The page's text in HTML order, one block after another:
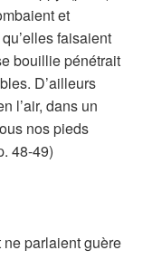
et
faisaient
bouillie pénétrait
D’ailleurs
l’air, dans un
nos pieds
48-49)
parlaient guère